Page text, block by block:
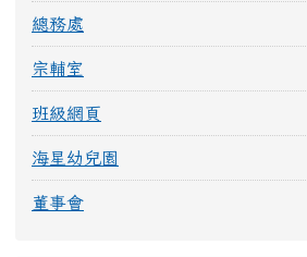
總務處
宗輔室
班級網頁
海星幼兒園
董事會